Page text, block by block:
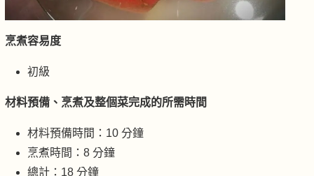
烹煮容易度
初級
材料預備、烹煮及整個菜完成的所需時間
材料預備時間：10 分鐘
烹煮時間：8 分鐘
總計：18 分鐘